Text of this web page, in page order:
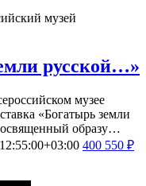
музей
русской…»
музее
«Богатырь земли
образу…
400 550 ₽